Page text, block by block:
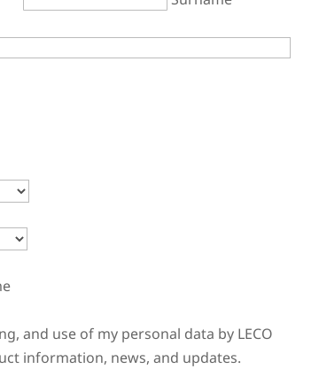
and use of my personal data by LECO
information, news, and updates.